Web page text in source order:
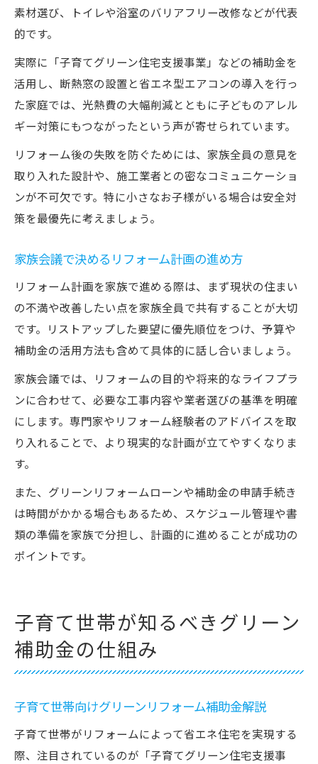
素材選び、トイレや浴室のバリアフリー改修などが代表
的です。
実際に「子育てグリーン住宅支援事業」などの補助金を
活用し、断熱窓の設置と省エネ型エアコンの導入を行っ
た家庭では、光熱費の大幅削減とともに子どものアレル
ギー対策にもつながったという声が寄せられています。
リフォーム後の失敗を防ぐためには、家族全員の意見を
取り入れた設計や、施工業者との密なコミュニケーショ
ンが不可欠です。特に小さなお子様がいる場合は安全対
策を最優先に考えましょう。
家族会議で決めるリフォーム計画の進め方
リフォーム計画を家族で進める際は、まず現状の住まい
の不満や改善したい点を家族全員で共有することが大切
です。リストアップした要望に優先順位をつけ、予算や
補助金の活用方法も含めて具体的に話し合いましょう。
家族会議では、リフォームの目的や将来的なライフプラ
ンに合わせて、必要な工事内容や業者選びの基準を明確
にします。専門家やリフォーム経験者のアドバイスを取
り入れることで、より現実的な計画が立てやすくなりま
す。
また、グリーンリフォームローンや補助金の申請手続き
は時間がかかる場合もあるため、スケジュール管理や書
類の準備を家族で分担し、計画的に進めることが成功の
ポイントです。
子育て世帯が知るべきグリーン
補助金の仕組み
子育て世帯向けグリーンリフォーム補助金解説
子育て世帯がリフォームによって省エネ住宅を実現する
際、注目されているのが「子育てグリーン住宅支援事